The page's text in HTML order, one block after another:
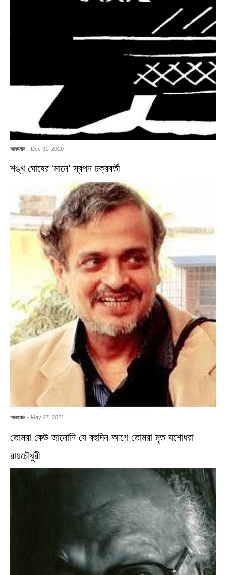
আবহমান - Dec 31, 2020
শঙ্খ ঘোষের ‘মানে’ স্বপন চক্রবর্তী
আবহমান - May 27, 2021
তোমরা কেউ জানোনি যে বহুদিন আগে তোমরা মৃত যশোধরা
রায়চৌধুরী